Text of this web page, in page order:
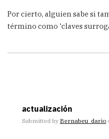
Por cierto, alguien sabe si
término como 'claves
actualización
Submitted by Bernabeu_dario